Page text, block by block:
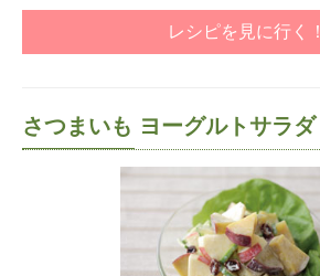
レシピを見に行く！
さつまいも ヨーグルトサラダ